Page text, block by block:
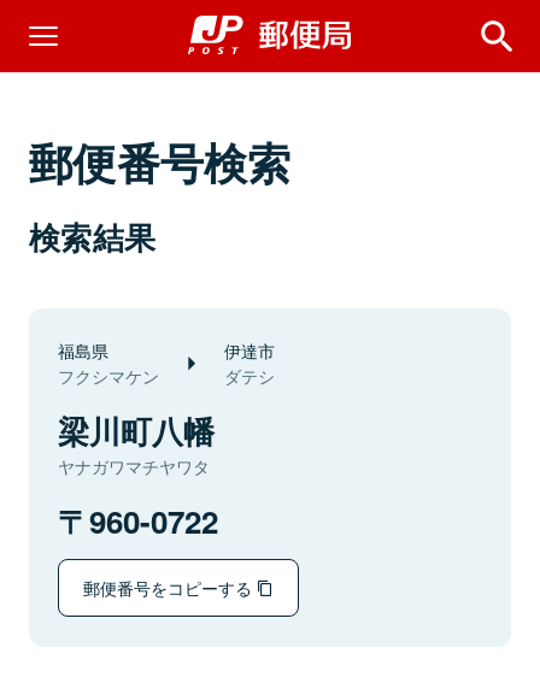
郵便番号検索
検索結果
福島県
フクシマケン
伊達市
ダテシ
梁川町八幡
ヤナガワマチヤワタ
960-0722
郵便番号をコピーする